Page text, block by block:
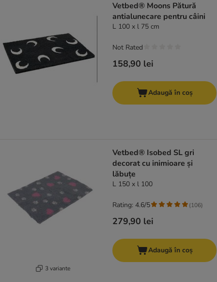
Vetbed® Moons Pătură
antialunecare pentru câini
L 100 x l 75 cm
158,90 lei
Not Rated
Adaugă în coș
3 variante
Vetbed® Isobed SL gri
decorat cu inimioare și
lăbuțe
L 150 x l 100
279,90 lei
Rating: 4.6/5 (106)
Adaugă în coș